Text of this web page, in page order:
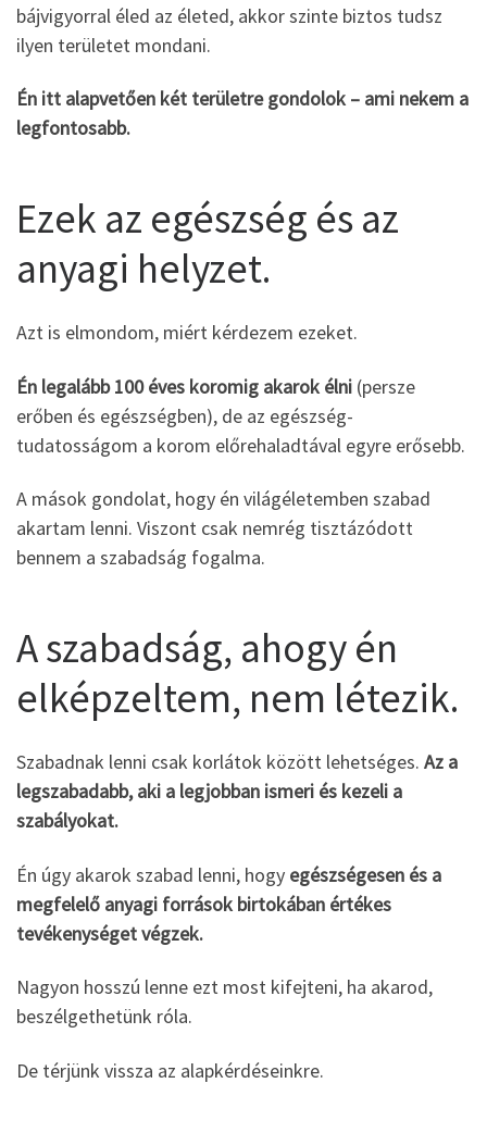
bájvigyorral éled az életed, akkor szinte biztos tudsz
ilyen területet mondani.
Én itt alapvetően két területre gondolok – ami nekem a
legfontosabb.
Ezek az egészség és az
anyagi helyzet.
Azt is elmondom, miért kérdezem ezeket.
Én legalább 100 éves koromig akarok élni (persze
erőben és egészségben), de az egészség-
tudatosságom a korom előrehaladtával egyre erősebb.
A mások gondolat, hogy én világéletemben szabad
akartam lenni. Viszont csak nemrég tisztázódott
bennem a szabadság fogalma.
A szabadság, ahogy én
elképzeltem, nem létezik.
Szabadnak lenni csak korlátok között lehetséges. Az a
legszabadabb, aki a legjobban ismeri és kezeli a
szabályokat.
Én úgy akarok szabad lenni, hogy egészségesen és a
megfelelő anyagi források birtokában értékes
tevékenységet végzek.
Nagyon hosszú lenne ezt most kifejteni, ha akarod,
beszélgethetünk róla.
De térjünk vissza az alapkérdéseinkre.